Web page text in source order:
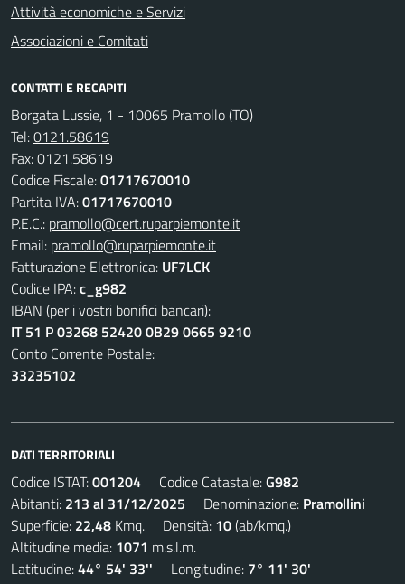
Attività economiche e Servizi
Associazioni e Comitati
CONTATTI E RECAPITI
Borgata Lussie, 1 - 10065 Pramollo (TO)
Tel:0121.58619
Fax:0121.58619
Codice Fiscale:01717670010
Partita IVA:01717670010
P.E.C.: pramollo@cert.ruparpiemonte.it
Email: pramollo@ruparpiemonte.it
Fatturazione Elettronica: UF7LCK
Codice IPA:c_g982
IBAN (per i vostri bonifici bancari):
IT 51 P 03268 52420 0B29 0665 9210
Conto Corrente Postale:
33235102
DATI TERRITORIALI
Codice ISTAT:001204 Codice Catastale:G982
Abitanti: 213 al 31/12/2025 Denominazione: Pramollini
Superficie: 22,48 Kmq. Densità: 10(ab/kmq.)
Altitudine media: 1071 m.s.l.m.
Latitudine:44° 54' 33'' Longitudine: 7° 11' 30'